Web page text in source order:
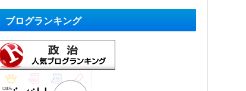
ブログランキング